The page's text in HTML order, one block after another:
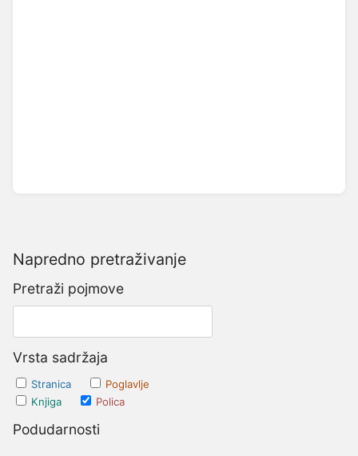
Napredno pretraživanje
Pretraži pojmove
Vrsta sadržaja
Stranica
Poglavlje
Knjiga
Polica
Podudarnosti